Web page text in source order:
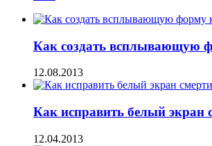
Как создать всплывающую
12.08.2013
Как исправить белый экран
12.04.2013